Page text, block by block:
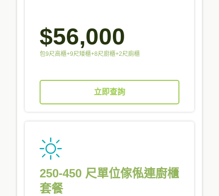
$56,000
包9尺高櫃+9尺矮櫃+8尺廚櫃+2尺廁櫃
立即查詢
250-450 尺單位傢俬連廚櫃
套餐